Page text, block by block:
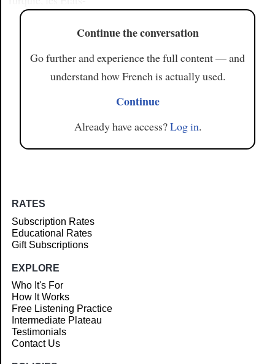
Continue the conversation
Go further and experience the full content — and
understand how French is actually used.
Continue
Already have access?Log in.
RATES
Subscription Rates
Educational Rates
Gift Subscriptions
EXPLORE
Who It's For
How It Works
Free Listening Practice
Intermediate Plateau
Testimonials
Contact Us